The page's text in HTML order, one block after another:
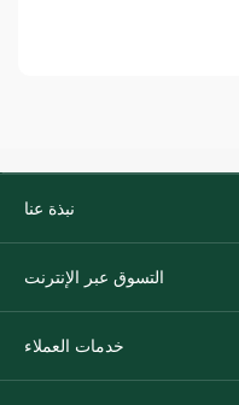
نبذة عنا
التسوق عبر الإنترنت
خدمات العملاء